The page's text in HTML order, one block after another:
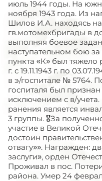
июль 1944 годы. На
ноября 1943 года. Из
Шилов И.А. находясь
гв.мотомехбригады в
выполняя боевое
наступательном бою
пункта «К» был тяжело
г. с 19.11.1943 г. по
в э/госпитале № 5764.
госпиталя был
исключением с в/учета.
ранения является
3 группы. 🎖За
участие в Великой
достоин
отвагу»». Награжден:
заслуги», орден
Проживал в пос.
района. Умер 24